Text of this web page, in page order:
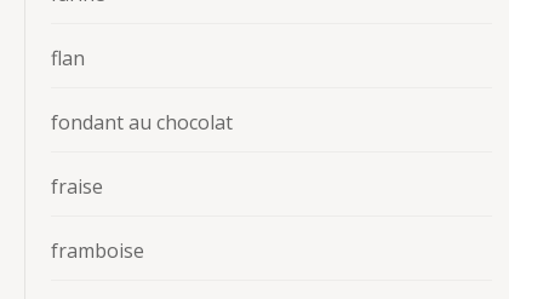
flan
fondant au chocolat
fraise
framboise